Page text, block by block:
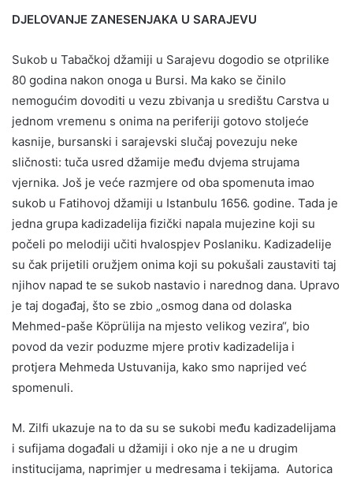
DJELOVANJE ZANESENJAKA U SARAJEVU
Sukob u Tabačkoj džamiji u Sarajevu dogodio se otprilike
80 godina nakon onoga u Bursi. Ma kako se činilo
nemogućim dovoditi u vezu zbivanja u središtu Carstva u
jednom vremenu s onima na periferiji gotovo stoljeće
kasnije, bursanski i sarajevski slučaj povezuju neke
sličnosti: tuča usred džamije među dvjema strujama
vjernika. Još je veće razmjere od oba spomenuta imao
sukob u Fatihovoj džamiji u Istanbulu 1656. godine. Tada je
jedna grupa kadizadelija fizički napala mujezine koji su
počeli po melodiji učiti hvalospjev Poslaniku. Kadizadelije
su čak prijetili oružjem onima koji su pokušali zaustaviti taj
njihov napad te se sukob nastavio i narednog dana. Upravo
je taj događaj, što se zbio „osmog dana od dolaska
Mehmed-paše Köprülija na mjesto velikog vezira“, bio
povod da vezir poduzme mjere protiv kadizadelija i
protjera Mehmeda Ustuvanija, kako smo naprijed već
spomenuli.
M. Zilfi ukazuje na to da su se sukobi među kadizadelijama
i sufijama događali u džamiji i oko nje a ne u drugim
institucijama, naprimjer u medresama i tekijama. Autorica